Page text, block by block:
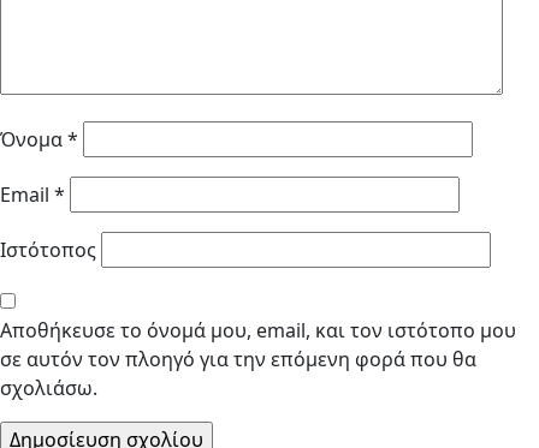
Όνομα*
Email *
Ιστότοπος
Αποθήκευσε το όνομά μου, email, και τον ιστότοπο μου
σε αυτόν τον πλοηγό για την επόμενη φορά που θα
σχολιάσω.